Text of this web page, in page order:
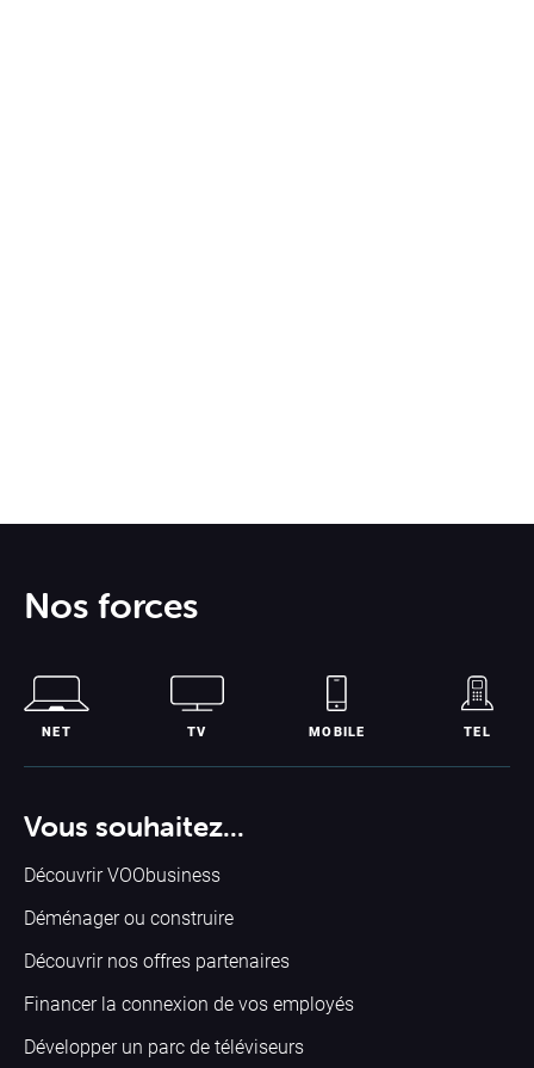
Nos forces
NET TV MOBILE TEL
Vous souhaitez...
Découvrir VOObusiness
Déménager ou construire
Découvrir nos offres partenaires
Financer la connexion de vos employés
Développer un parc de téléviseurs